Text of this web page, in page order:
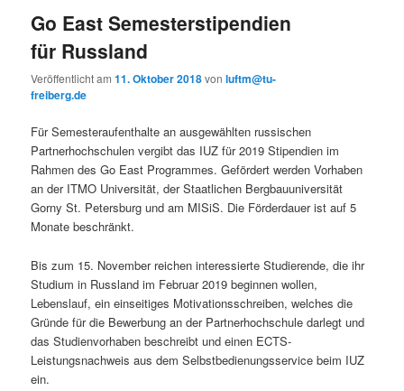
Go East Semesterstipendien
für Russland
Veröffentlicht am11. Oktober 2018vonluftm@tu-
freiberg.de
Für Semesteraufenthalte an ausgewählten russischen
Partnerhochschulen vergibt das IUZ für 2019 Stipendien im
Rahmen des Go East Programmes. Gefördert werden Vorhaben
an der ITMO Universität, der Staatlichen Bergbauuniversität
Gorny St. Petersburg und am MISiS. Die Förderdauer ist auf 5
Monate beschränkt.
Bis zum 15. November reichen interessierte Studierende, die ihr
Studium in Russland im Februar 2019 beginnen wollen,
Lebenslauf, ein einseitiges Motivationsschreiben, welches die
Gründe für die Bewerbung an der Partnerhochschule darlegt und
das Studienvorhaben beschreibt und einen ECTS-
Leistungsnachweis aus dem Selbstbedienungsservice beim IUZ
ein.